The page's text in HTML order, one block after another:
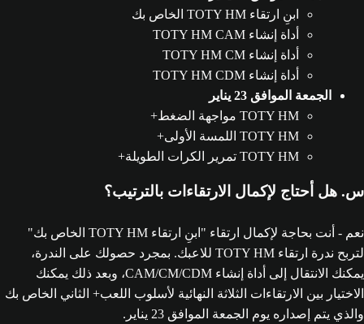
ابنِ ارتقاء TOTY HM‏ الخاص بك
أداة إنشاء TOTY HM CAM
أداة إنشاء TOTY HM CM
أداة إنشاء TOTY HM CDM
الجمعة الموافق 23 يناير
TOTY HM‏ مواجهة الضغط+
TOTY HM‏ اللمسة الأولى+
TOTY HM‏ تمرير الكرات الطويلة+
س. هل أحتاج لإكمال الارتقاءات بالترتيب؟
نعم - أنت بحاجة لإكمال ارتقاء "ابنِ ارتقاء TOTY HM‏ الخاص بك"
لتربح ندرة ارتقاء TOTY HM‏ للاعبك. بمجرد حصولك على الندرة،
يمكنك الانتقال إلى أداة إنشاء CAM/CM/CDM، وبعد ذلك يمكنك
الاختيار بين الارتقاءات الثلاثة النهائية لأسلوب اللعب+ الثاني الخاص بك
والذي يتم إصداره يوم الجمعة الموافق 23 يناير.